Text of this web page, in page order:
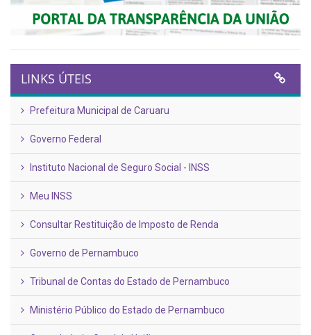
LINKS ÚTEIS
Prefeitura Municipal de Caruaru
Governo Federal
Instituto Nacional de Seguro Social - INSS
Meu INSS
Consultar Restituição de Imposto de Renda
Governo de Pernambuco
Tribunal de Contas do Estado de Pernambuco
Ministério Público do Estado de Pernambuco